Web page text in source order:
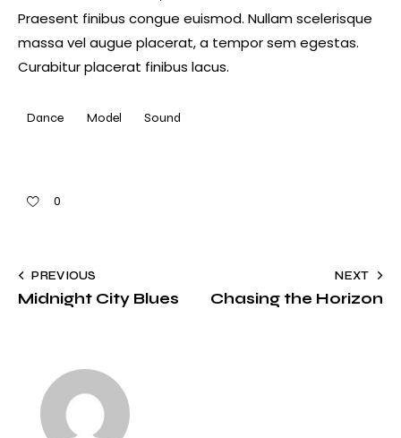
Praesent finibus congue euismod. Nullam scelerisque
massa vel augue placerat, a tempor sem egestas.
Curabitur placerat finibus lacus.
Dance Model Sound
0
PREVIOUS
Midnight City Blues
NEXT
Chasing the Horizon